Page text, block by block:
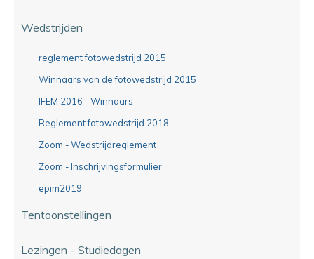
Wedstrijden
reglement fotowedstrijd 2015
Winnaars van de fotowedstrijd 2015
IFEM 2016 - Winnaars
Reglement fotowedstrijd 2018
Zoom - Wedstrijdreglement
Zoom - Inschrijvingsformulier
epim2019
Tentoonstellingen
Lezingen - Studiedagen